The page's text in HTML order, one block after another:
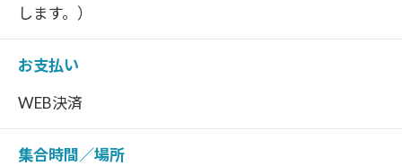
します。）
お支払い
WEB決済
集合時間／場所